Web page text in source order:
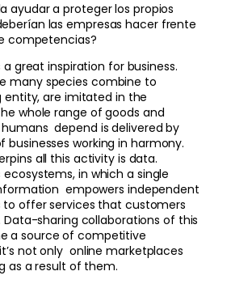
ayudar a proteger los propios
las empresas hacer frente
competencias?
great inspiration for business.
many species combine to
entity, are imitated in the
whole range of goods and
depend is delivered by
businesses working in harmony.
all this activity is data.
in which a single
empowers independent
offer services that customers
Data-sharing collaborations of this
a source of competitive
not only online marketplaces
as a result of them.